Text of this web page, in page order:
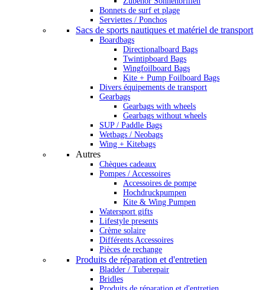
Bonnets de surf et plage
Serviettes / Ponchos
Sacs de sports nautiques et matériel de transport
Boardbags
Directionalboard Bags
Twintipboard Bags
Wingfoilboard Bags
Kite + Pump Foilboard Bags
Divers équipements de transport
Gearbags
Gearbags with wheels
Gearbags without wheels
SUP / Paddle Bags
Wetbags / Neobags
Wing + Kitebags
Autres
Chèques cadeaux
Pompes / Accessoires
Accessoires de pompe
Hochdruckpumpen
Kite & Wing Pumpen
Watersport gifts
Lifestyle presents
Crème solaire
Différents Accessoires
Pièces de rechange
Produits de réparation et d'entretien
Bladder / Tuberepair
Bridles